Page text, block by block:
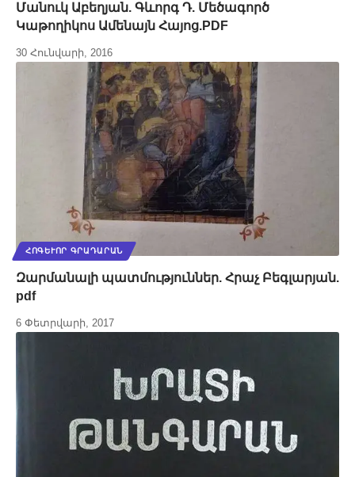
Մանուկ Աբեղյան. Գևորգ Դ. Մեծագործ
Կաթողիկոս Ամենայն Հայոց.PDF
30 Հունվարի, 2016
ՀՈԳԵՒՈՐ ԳՐԱԴԱՐԱՆ
Զարմանալի պատմություններ. Հրաչ Բեգլարյան.
pdf
6 Փետրվարի, 2017